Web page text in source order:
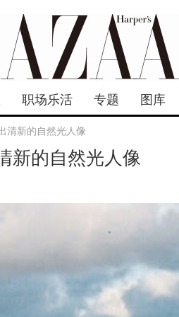
职场乐活 专题 图库
清新的自然光人像
新的自然光人像